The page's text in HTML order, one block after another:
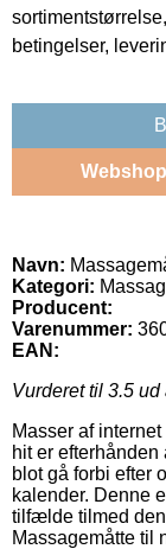
betingelser,
Webshop
Navn:
Kategori:
Producent:
Varenummer:
EAN:
Vurderet til 3.5 ud
Masser af
hit er
blot gå forbi efter
kalender. Denne
tilfælde tilmed
Massagemåtte til